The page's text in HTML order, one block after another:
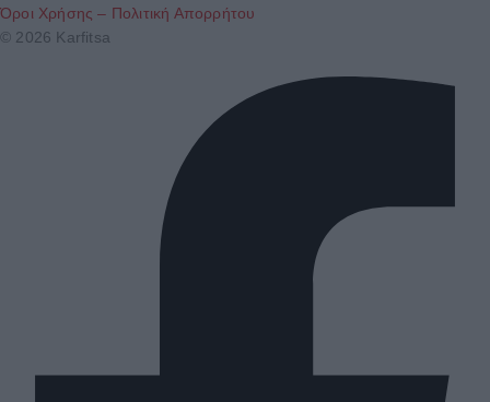
Όροι Χρήσης – Πολιτική Απορρήτου
© 2026 Karfitsa